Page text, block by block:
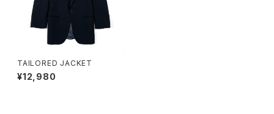
TAILORED JACKET
¥12,980